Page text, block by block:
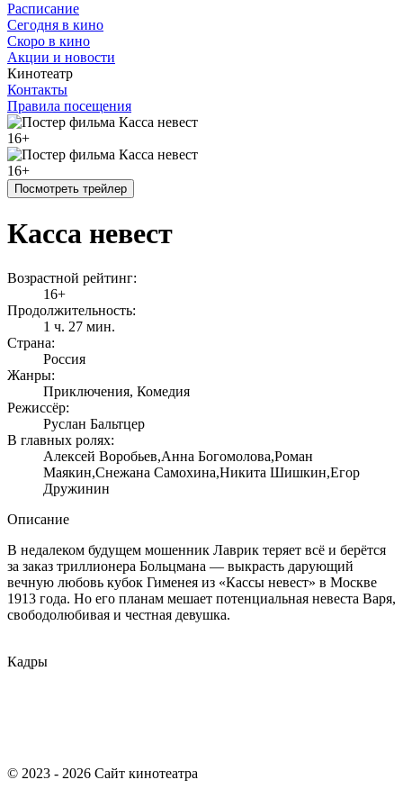
Расписание
Сегодня в кино
Скоро в кино
Акции и новости
Кинотеатр
Контакты
Правила посещения
16+
16+
Посмотреть трейлер
Касса невест
Возрастной рейтинг:
16+
Продолжительность:
1 ч. 27 мин.
Страна:
Россия
Жанры:
Приключения, Комедия
Режиссёр:
Руслан Бальтцер
В главных ролях:
Алексей Воробьев,Анна Богомолова,Роман
Маякин,Снежана Самохина,Никита Шишкин,Егор
Дружинин
Описание
В недалеком будущем мошенник Лаврик теряет всё и берётся
за заказ триллионера Больцмана — выкрасть дарующий
вечную любовь кубок Гименея из «Кассы невест» в Москве
1913 года. Но его планам мешает потенциальная невеста Варя,
свободолюбивая и честная девушка.
Кадры
© 2023 - 2026 Сайт кинотеатра